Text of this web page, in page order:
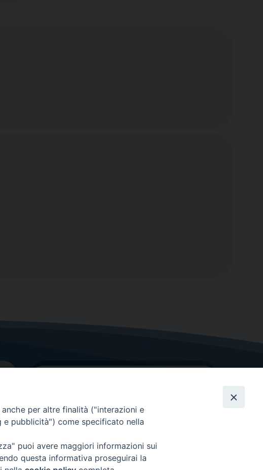
GRAZIE PER IL TUO AIUTO
Insieme per la Diocesi
per altre finalità ("interazioni e
pubblicità") come specificato nella
puoi avere maggiori informazioni sui
questa informativa proseguirai la